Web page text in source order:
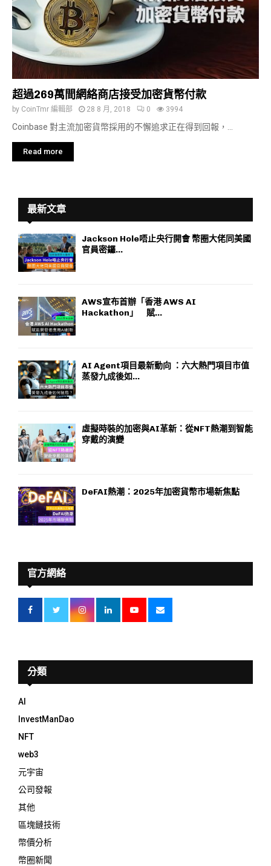
超過269萬間網絡商店接受加密貨幣付款
by CoinTmr 編輯部 28 8 月, 2018 0 3994
Coinbase 對主流加密貨幣採用的不懈追求正在得到回報，...
Read more
最新文章
Jackson Hole唔止央行開會 幣圈大佬同美國
官員密鑼...
AWS宣布首辦「香港 AWS AI
Hackathon」 賦...
AI Agent項目最新動向 ：六大熱門項目市值
蒸發九成後如...
虛擬時裝的加密與AI革新：從NFT熱潮到智能
穿戴的演變
DeFAI熱潮：2025年加密貨幣市場新焦點
官方網絡
分類
AI
InvestManDao
NFT
web3
元宇宙
公司發報
其他
區塊鏈技術
幣價分析
幣圈新聞